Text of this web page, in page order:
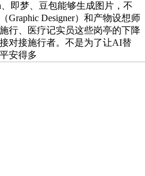
、即梦、豆包能够生成图片，不
Graphic Designer）和产物设想师
行、医疗记实员这些岗亭的下降
对接施行者。不是为了让AI替
安得多